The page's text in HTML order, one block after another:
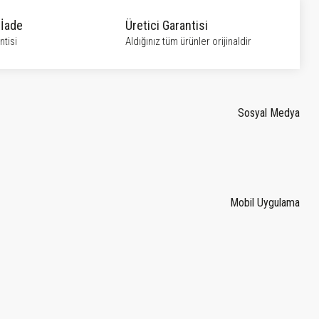
Üretici Garantisi
Aldığınız tüm ürünler orijinaldir
Sosyal Medya
Mobil Uygulama